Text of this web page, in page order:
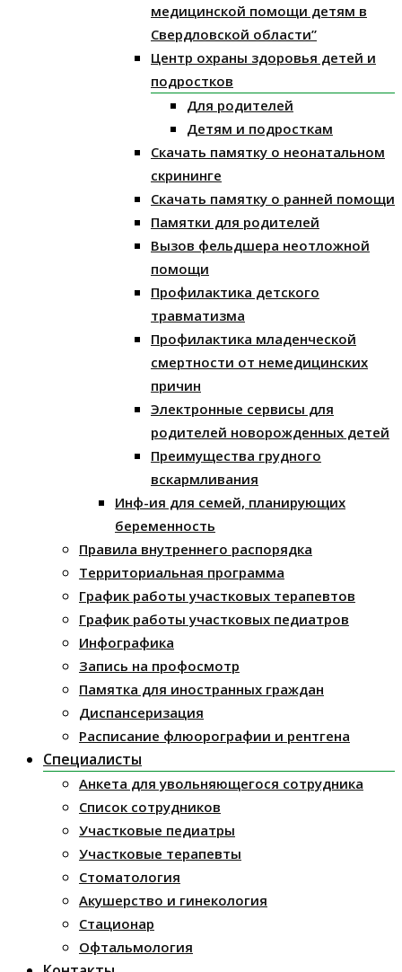
медицинской помощи детям в
Свердловской области”
Центр охраны здоровья детей и
подростков
Для родителей
Детям и подросткам
Скачать памятку о неонатальном
скрининге
Скачать памятку о ранней помощи
Памятки для родителей
Вызов фельдшера неотложной
помощи
Профилактика детского
травматизма
Профилактика младенческой
смертности от немедицинских
причин
Электронные сервисы для
родителей новорожденных детей
Преимущества грудного
вскармливания
Инф-ия для семей, планирующих
беременность
Правила внутреннего распорядка
Территориальная программа
График работы участковых терапевтов
График работы участковых педиатров
Инфографика
Запись на профосмотр
Памятка для иностранных граждан
Диспансеризация
Расписание флюорографии и рентгена
Специалисты
Анкета для увольняющегося сотрудника
Список сотрудников
Участковые педиатры
Участковые терапевты
Стоматология
Акушерство и гинекология
Стационар
Офтальмология